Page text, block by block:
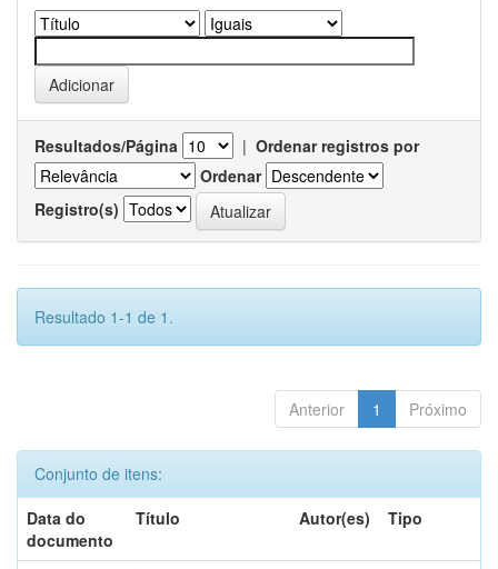
Resultados/Página | Ordenar registros por
Ordenar
Registro(s)
Resultado 1-1 de 1.
Anterior 1 Próximo
Conjunto de itens:
Data do
documento
Título Autor(es) Tipo